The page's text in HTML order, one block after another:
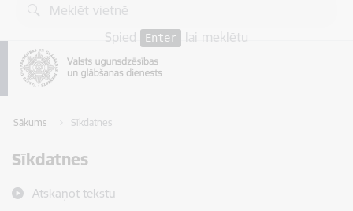
Pāriet uz lapas saturu
Spied
Enter lai meklētu
Sākums Sīkdatnes
Sīkdatnes
Atskaņot tekstu